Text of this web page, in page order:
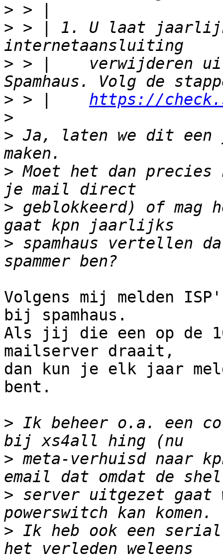
>
> > | 1. U laat
> > |    verwijderen
> > | https://
>
> Ja, laten we dit een
> Moet het dan
> geblokkeerd) of mag
> spamhaus vertellen
Volgens mij melden
bij spamhaus.
Als jij die een op de
mailserver draait,
dan kun je elk jaar
bent.
> Ik beheer o.a. een
> meta-verhuisd naar
> server uitgezet gaat
> Ik heb ook een